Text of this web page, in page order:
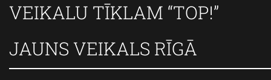
VEIKALU TĪKLAM “TOP!”
JAUNS VEIKALS RĪGĀ